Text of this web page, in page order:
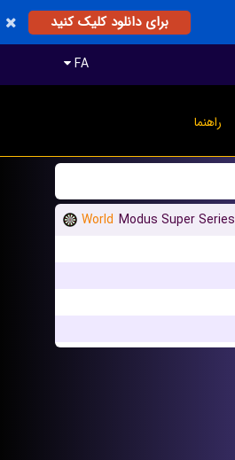
برای دانلود کلیک کنید
FA
راهنما
World Modus Super Series